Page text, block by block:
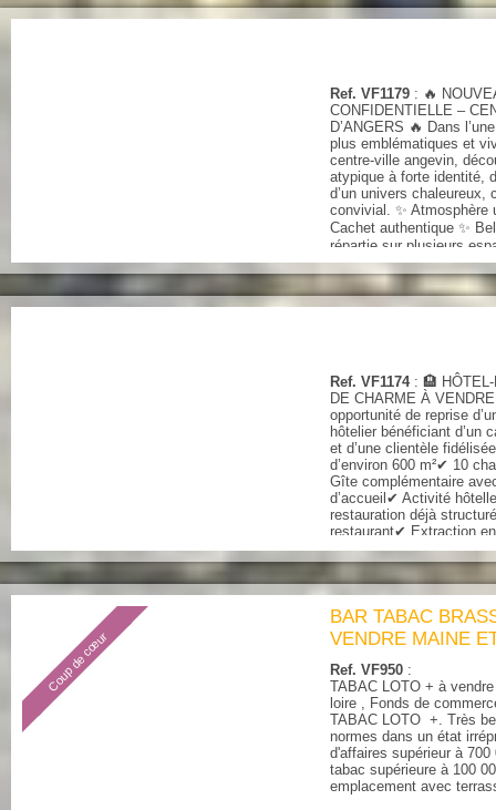
Ref. VF1179 : 🔥
CONFIDENTIELLE –
D’ANGERS 🔥 Dans
plus emblématiques et
centre-ville angevin,
atypique à forte identité,
d’un univers chaleureux,
convivial. ✨ Atmosphère
Cachet authentique ✨
répartie sur plusieurs
fidèle et ambiance
projet...
Ref. VF1174: 🏨 HÔTEL-
DE CHARME À
opportunité de reprise
hôtelier bénéficiant d’un
et d’une clientèle
d’environ 600 m²✔ 10
Gîte complémentaire
d’accueil✔ Activité
restauration déjà
restaurant✔ Extraction
Logement de fonction
Coup de cœur
BAR TABAC
VENDRE MAINE
Ref. VF950 :
TABAC LOTO + à
loire , Fonds de
TABAC LOTO +. Très
normes dans un état
d'affaires supérieur à 700
tabac supérieure à 100
emplacement avec